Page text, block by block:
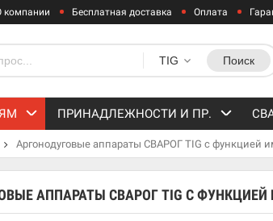
компании Бесплатная доставка Оплата
TIG Поиск
ПРИНАДЛЕЖНОСТИ И ПР.
Аргонодуговые аппараты СВАРОГ TIG с функцией
АППАРАТЫ СВАРОГ TIG С